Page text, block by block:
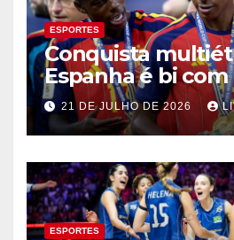
ESPORTES
Conquista
Espanha é bi
filhos de
21 DE JULHO DE 2026
ESPORTES